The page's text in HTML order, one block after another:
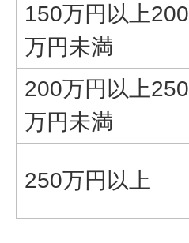
150万円以上200
万円未満
200万円以上250
万円未満
250万円以上